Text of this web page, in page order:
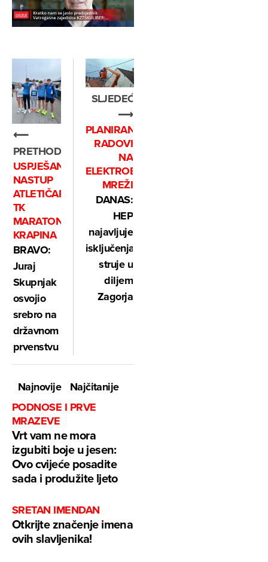
⟵
PRETHODNO
USPJEŠAN
NASTUP
ATLETIČARA
TK
MARATON
KRAPINA
BRAVO:
Juraj
Skupnjak
osvojio
srebro na
državnom
prvenstvu
SLJEDEĆE
⟶
PLANIRANI
RADOVI
NA
ELEKTROENERGETSKOJ
MREŽI
DANAS:
HEP
najavljuje
isključenja
struje u
diljem
Zagorja
Najnovije
Najčitanije
PODNOSE I PRVE
MRAZEVE
Vrt vam ne mora
izgubiti boje u jesen:
Ovo cvijeće posadite
sada i produžite ljeto
SRETAN IMENDAN
Otkrijte značenje imena
ovih slavljenika!